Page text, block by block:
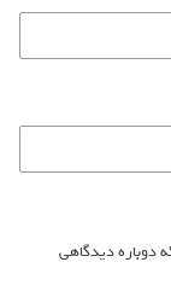
دوباره دیدگاهی